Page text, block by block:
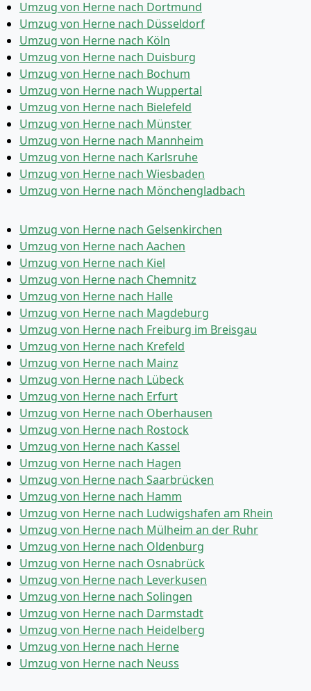
Umzug von Herne nach Dortmund
Umzug von Herne nach Düsseldorf
Umzug von Herne nach Köln
Umzug von Herne nach Duisburg
Umzug von Herne nach Bochum
Umzug von Herne nach Wuppertal
Umzug von Herne nach Bielefeld
Umzug von Herne nach Münster
Umzug von Herne nach Mannheim
Umzug von Herne nach Karlsruhe
Umzug von Herne nach Wiesbaden
Umzug von Herne nach Mönchen­gladbach
Umzug von Herne nach Gelsenkirchen
Umzug von Herne nach Aachen
Umzug von Herne nach Kiel
Umzug von Herne nach Chemnitz
Umzug von Herne nach Halle
Umzug von Herne nach Magdeburg
Umzug von Herne nach Freiburg im Breisgau
Umzug von Herne nach Krefeld
Umzug von Herne nach Mainz
Umzug von Herne nach Lübeck
Umzug von Herne nach Erfurt
Umzug von Herne nach Oberhausen
Umzug von Herne nach Rostock
Umzug von Herne nach Kassel
Umzug von Herne nach Hagen
Umzug von Herne nach Saarbrücken
Umzug von Herne nach Hamm
Umzug von Herne nach Ludwigshafen am Rhein
Umzug von Herne nach Mülheim an der Ruhr
Umzug von Herne nach Oldenburg
Umzug von Herne nach Osnabrück
Umzug von Herne nach Leverkusen
Umzug von Herne nach Solingen
Umzug von Herne nach Darmstadt
Umzug von Herne nach Heidelberg
Umzug von Herne nach Herne
Umzug von Herne nach Neuss